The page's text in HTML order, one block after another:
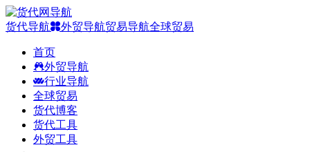
货代导航 外贸导航贸易导航全球贸易
首页
外贸导航
行业导航
全球贸易
货代博客
货代工具
外贸工具